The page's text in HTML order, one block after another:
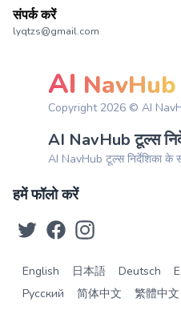
संपर्क करें
lyqtzs@gmail.com
AI NavHub
Copyright 2026© AI
AI NavHub टूल्स
AI NavHub टूल्स निर्देशिका के
हमें फॉलो करें
English 日本語 Deutsch
Русский
简体中文 繁體中文